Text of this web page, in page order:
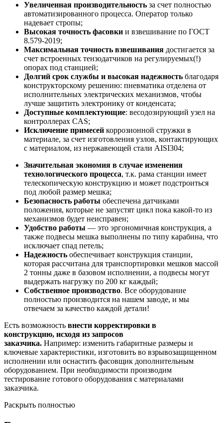
Увеличенная производительность за счет полностью
автоматизированного процесса. Оператор только
надевает стропы;
Высокая точность фасовки и взвешивание по ГОСТ
8.579-2019;
Максимальная точность взвешивания достигается за
счет встроенных тензодатчиков на регулируемых(!)
опорах под станцией;
Долгий срок службы и высокая надежность благодаря
конструкторскому решению: пневматика отделена от
исполнительных электрических механизмов, чтобы
лучше защитить электронику от конденсата;
Доступные комплектующие: весодозирующий узел на
контроллерах CAS;
Исключение примесей коррозионной стружки в
материале, за счет изготовления узлов, контактирующих
с материалом, из нержавеющей стали AISI304;
Значительная экономия в случае изменения
технологического процесса, т.к. рама станции имеет
телескопическую конструкцию и может подстроиться
под любой размер мешка;
Безопасность работы обеспечена датчиками
положения, которые не запустят цикл пока какой-то из
механизмов будет неисправен;
Удобство работы — это эргономичная конструкция, а
также подвесы мешка выполнены по типу карабина, что
исключает спад петель;
Надежность обеспечивает конструкция станции,
которая рассчитана для транспортировки мешков массой
2 тонны даже в базовом исполнении, а подвесы могут
выдержать нагрузку по 200 кг каждый;
Собственное производство. Все оборудование
полностью производится на нашем заводе, и мы
отвечаем за качество каждой детали!
Есть возможность внести корректировки в
конструкцию, исходя из запросов
заказчика. Например: изменить габаритные размеры и
ключевые характеристики, изготовить во взрывозащищенном
исполнении или оснастить фасовщик дополнительным
оборудованием. При необходимости производим
тестирование готового оборудования с материалами
заказчика.
Раскрыть полностью